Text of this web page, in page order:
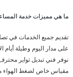
ما هي مميزات خدمة
تقديم جميع الخدمات في
على مدار اليوم وطيلة
نوفر فني تبديل تواير محترف
مقياس خاص لضغط الهواء